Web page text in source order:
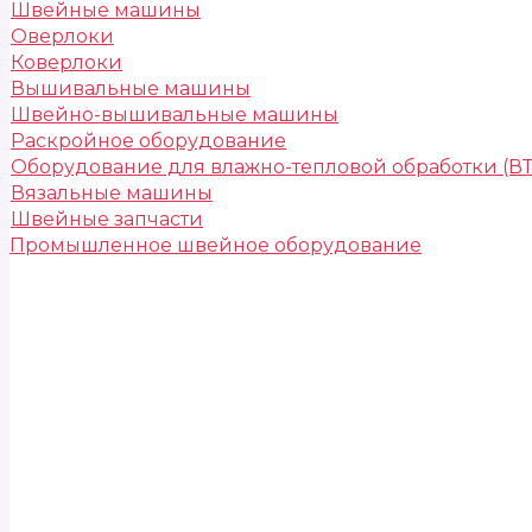
Швейные машины
Оверлоки
Коверлоки
Вышивальные машины
Швейно-вышивальные машины
Раскройное оборудование
Оборудование для влажно-тепловой обработки
Вязальные машины
Швейные запчасти
Промышленное швейное оборудование